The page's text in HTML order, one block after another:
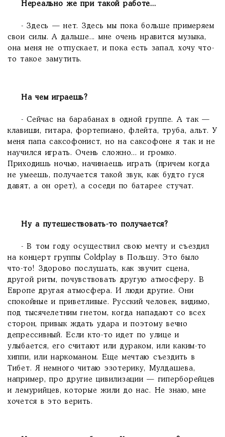
Нереально же при такой работе...
- Здесь — нет. Здесь мы пока больше примеряем
свои силы. А дальше... мне очень нравится музыка,
она меня не отпускает, и пока есть запал, хочу что-
то такое замутить.
На чем играешь?
- Сейчас на барабанах в одной группе. А так —
клавиши, гитара, фортепиано, флейта, труба, альт. У
меня папа саксофонист, но на саксофоне я так и не
научился играть. Очень сложно... и громко.
Приходишь ночью, начинаешь играть (причем когда
не умеешь, получается такой звук, как будто гуся
давят, а он орет), а соседи по батарее стучат.
Ну а путешествовать-то получается?
- В том году осуществил свою мечту и съездил
на концерт группы Coldplay в Польшу. Это было
что-то! Здорово послушать, как звучит сцена,
другой ритм, почувствовать другую атмосферу. В
Европе другая атмосфера. И люди другие. Они
спокойные и приветливые. Русский человек, видимо,
под тысячелетним гнетом, когда нападают со всех
сторон, привык ждать удара и поэтому вечно
депрессивный. Если кто-то идет по улице и
улыбается, его считают или дураком, или каким-то
хиппи, или наркоманом. Еще мечтаю съездить в
Тибет. Я немного читаю эзотерику, Мулдашева,
например, про другие цивилизации — гиперборейцев
и лемурийцев, которые жили до нас. Не знаю, мне
хочется в это верить.